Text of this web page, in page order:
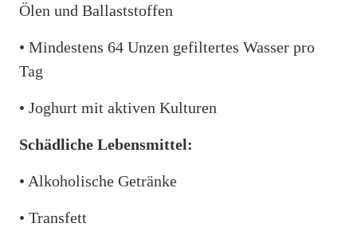
Ölen und Ballaststoffen
• Mindestens 64 Unzen gefiltertes Wasser pro
Tag
• Joghurt mit aktiven Kulturen
Schädliche Lebensmittel:
• Alkoholische Getränke
• Transfett